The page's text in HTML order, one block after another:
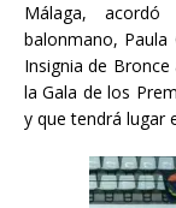
Málaga,
balonmano, Paula
Insignia de
la Gala de los
y que tendrá lugar